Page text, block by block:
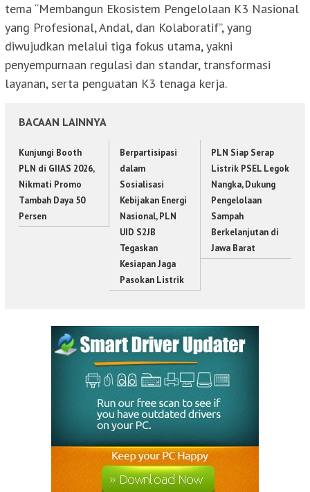
tema “Membangun Ekosistem Pengelolaan K3 Nasional
yang Profesional, Andal, dan Kolaboratif”, yang
diwujudkan melalui tiga fokus utama, yakni
penyempurnaan regulasi dan standar, transformasi
layanan, serta penguatan K3 tenaga kerja.
BACAAN LAINNYA
Kunjungi Booth
PLN di GIIAS 2026,
Nikmati Promo
Tambah Daya 50
Persen
Berpartisipasi
dalam
Sosialisasi
Kebijakan Energi
Nasional, PLN
UID S2JB
Tegaskan
Kesiapan Jaga
Pasokan Listrik
PLN Siap Serap
Listrik PSEL Legok
Nangka, Dukung
Pengelolaan
Sampah
Berkelanjutan di
Jawa Barat